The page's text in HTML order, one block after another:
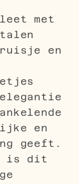
met
en
en
geeft.
is dit